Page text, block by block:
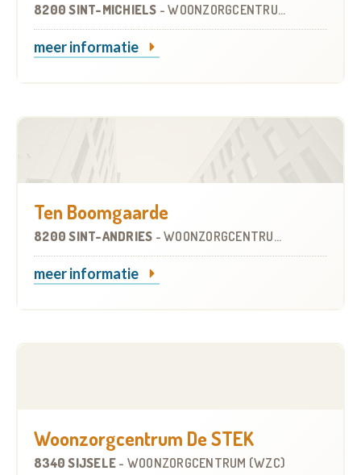
8200 SINT-MICHIELS -WOONZORGCENTRUM (WZC)
meer informatie
Ten Boomgaarde
8200 SINT-ANDRIES - WOONZORGCENTRUM (WZC)
meer informatie
Woonzorgcentrum De STEK
8340 SIJSELE - WOONZORGCENTRUM (WZC)